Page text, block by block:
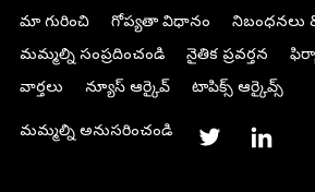
మా గురించి గోప్యతా విధానం
నిబంధనలు
మమ్మల్ని సంప్రదించండి
నైతిక ప్రవర్తన
వార్తలు
న్యూస్ ఆర్కైవ్ టాపిక్స్ ఆర్కైవ్స్
మమ్మల్ని అనుసరించండి